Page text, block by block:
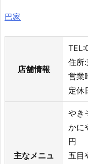
巴家
店舗情報
住所
営業
定休
主なメニュ
やき
かに
円
五目